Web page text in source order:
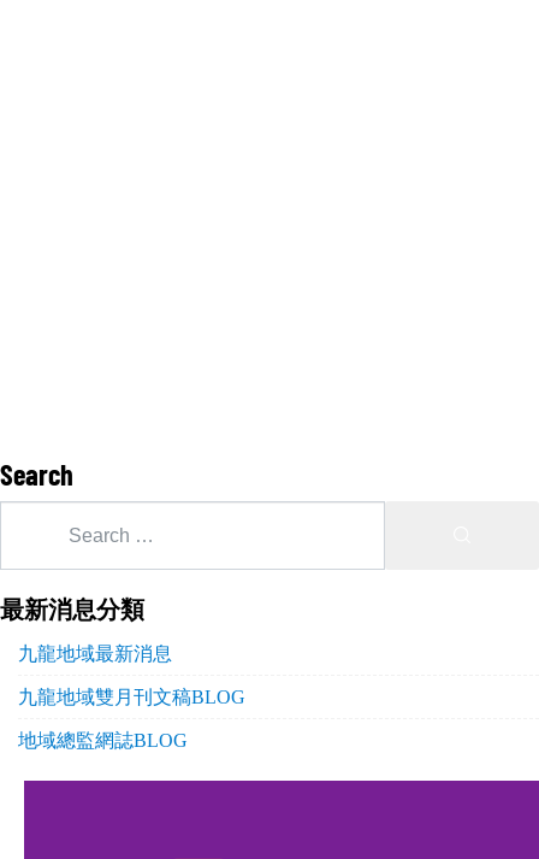
Search
最新消息分類
九龍地域最新消息
九龍地域雙月刊文稿BLOG
地域總監網誌BLOG